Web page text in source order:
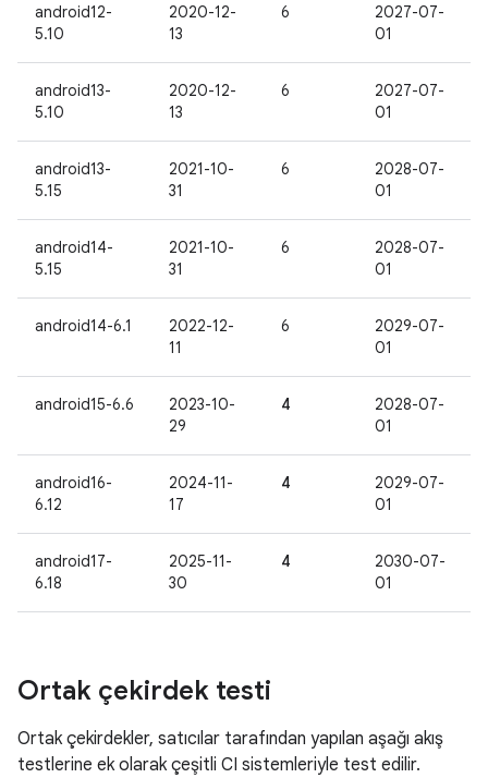
android12-
5.10
2020-12-
13
6
2027-07-
01
android13-
5.10
2020-12-
13
6
2027-07-
01
android13-
5.15
2021-10-
31
6
2028-07-
01
android14-
5.15
2021-10-
31
6
2028-07-
01
android14-6.1
2022-12-
11
6
2029-07-
01
android15-6.6
2023-10-
29
4
2028-07-
01
android16-
6.12
2024-11-
17
4
2029-07-
01
android17-
6.18
2025-11-
30
4
2030-07-
01
Ortak çekirdek testi
Ortak çekirdekler, satıcılar tarafından yapılan aşağı akış
testlerine ek olarak çeşitli CI sistemleriyle test edilir.